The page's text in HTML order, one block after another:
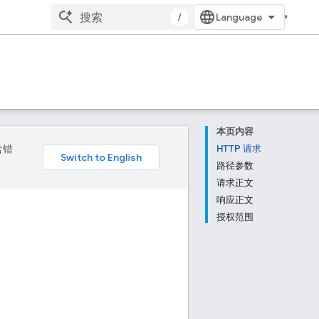
/
本页内容
HTTP 请求
路径参数
请求正文
响应正文
授权范围
错